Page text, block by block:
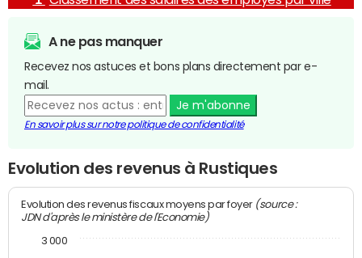
A ne pas manquer
Recevez nos astuces et bons plans directement par e-
mail.
Je m'abonne
En savoir plus sur notre politique de confidentialité
Evolution des revenus à Rustiques
Evolution des revenus fiscaux moyens par foyer (source :
JDN d'après le ministère de l'Economie)
3 000